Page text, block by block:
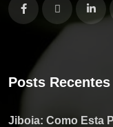
Posts Recentes
Jiboia: Como Esta